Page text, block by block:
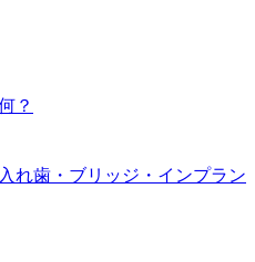
？
れ歯・ブリッジ・インプラン